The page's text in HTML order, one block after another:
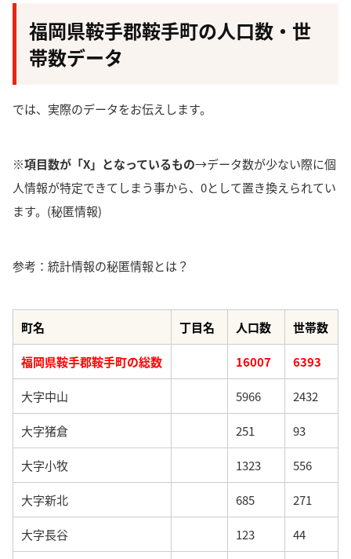
福岡県鞍手郡鞍手町の人口数・世
帯数データ
では、実際のデータをお伝えします。
※項目数が「X」となっているもの→データ数が少ない際に個
人情報が特定できてしまう事から、0として置き換えられてい
ます。(秘匿情報)
参考：統計情報の秘匿情報とは？
町名 丁目名 人口数 世帯数
福岡県鞍手郡鞍手町の総数 16007 6393
大字中山 5966 2432
大字猪倉 251 93
大字小牧 1323 556
大字新北 685 271
大字長谷 123 44